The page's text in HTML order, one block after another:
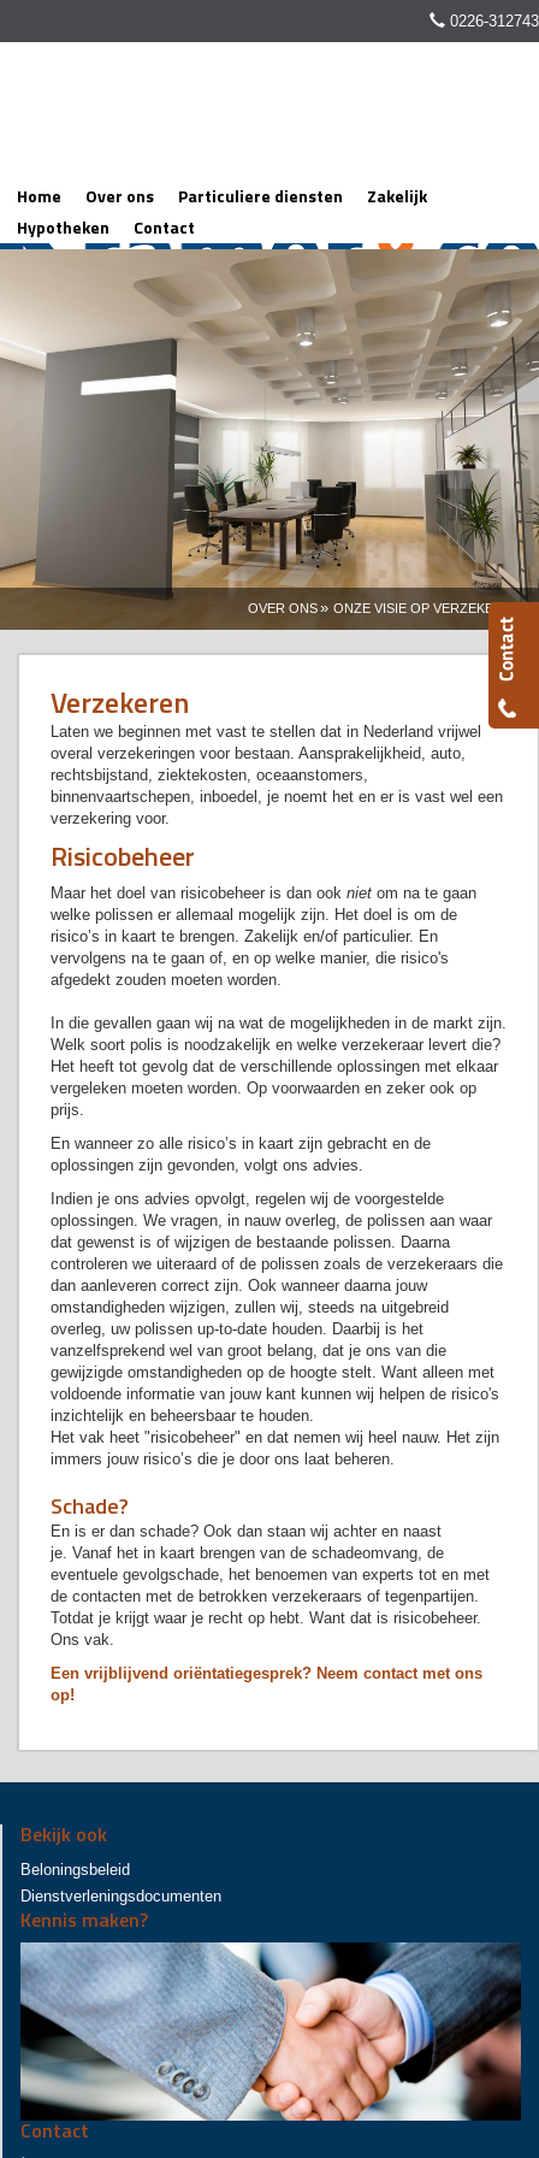
0226-312743
Home Over ons Particuliere diensten
Zakelijk
Hypotheken
Contact
OVER ONS» ONZE VISIE OP VERZEKEREN
Verzekeren
Laten we beginnen met vast te stellen dat in Nederland vrijwel
overal verzekeringen voor bestaan. Aansprakelijkheid, auto,
rechtsbijstand, ziektekosten, oceaanstomers,
binnenvaartschepen, inboedel, je noemt het en er is vast wel een
verzekering voor.
Risicobeheer
Maar het doel van risicobeheer is dan ook niet om na te gaan
welke polissen er allemaal mogelijk zijn. Het doel is om de
risico’s in kaart te brengen. Zakelijk en/of particulier. En
vervolgens na te gaan of, en op welke manier, die risico's
afgedekt zouden moeten worden.
In die gevallen gaan wij na wat de mogelijkheden in de markt zijn.
Welk soort polis is noodzakelijk en welke verzekeraar levert die?
Het heeft tot gevolg dat de verschillende oplossingen met elkaar
vergeleken moeten worden. Op voorwaarden en zeker ook op
prijs.
En wanneer zo alle risico’s in kaart zijn gebracht en de
oplossingen zijn gevonden, volgt ons advies.
Indien je ons advies opvolgt, regelen wij de voorgestelde
oplossingen. We vragen, in nauw overleg, de polissen aan waar
dat gewenst is of wijzigen de bestaande polissen. Daarna
controleren we uiteraard of de polissen zoals de verzekeraars die
dan aanleveren correct zijn. Ook wanneer daarna jouw
omstandigheden wijzigen, zullen wij, steeds na uitgebreid
overleg, uw polissen up-to-date houden. Daarbij is het
vanzelfsprekend wel van groot belang, dat je ons van die
gewijzigde omstandigheden op de hoogte stelt. Want alleen met
voldoende informatie van jouw kant kunnen wij helpen de risico's
inzichtelijk en beheersbaar te houden.
Het vak heet "risicobeheer" en dat nemen wij heel nauw. Het zijn
immers jouw risico’s die je door ons laat beheren.
Schade?
En is er dan schade? Ook dan staan wij achter en naast
je. Vanaf het in kaart brengen van de schadeomvang, de
eventuele gevolgschade, het benoemen van experts tot en met
de contacten met de betrokken verzekeraars of tegenpartijen.
Totdat je krijgt waar je recht op hebt. Want dat is risicobeheer.
Ons vak.
Een vrijblijvend oriëntatiegesprek? Neem contact met ons
op!
Bekijk ook
Beloningsbeleid
Dienstverleningsdocumenten
Kennis maken?
Contact